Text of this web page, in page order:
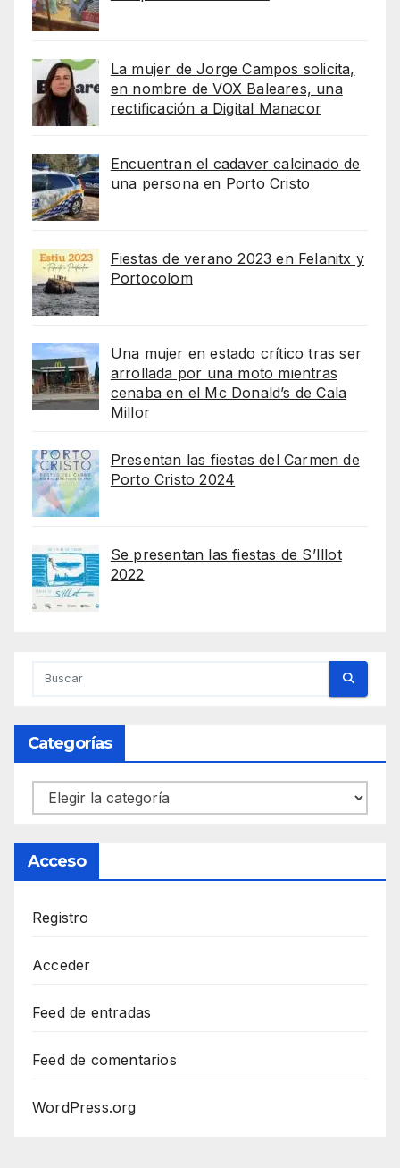
La mujer de Jorge Campos solicita,
en nombre de VOX Baleares, una
rectificación a Digital Manacor
Encuentran el cadaver calcinado de
una persona en Porto Cristo
Fiestas de verano 2023 en Felanitx y
Portocolom
Una mujer en estado crítico tras ser
arrollada por una moto mientras
cenaba en el Mc Donald’s de Cala
Millor
Presentan las fiestas del Carmen de
Porto Cristo 2024
Se presentan las fiestas de S’Illot
2022
Categorías
Categorías
Acceso
Registro
Acceder
Feed de entradas
Feed de comentarios
WordPress.org